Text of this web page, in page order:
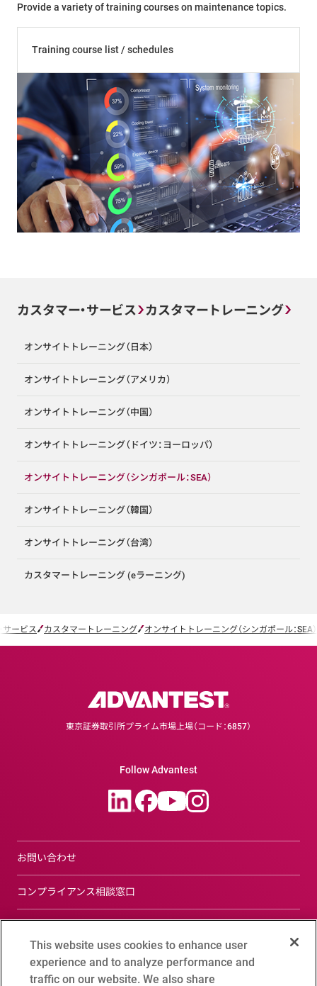
Provide a variety of training courses on maintenance topics.
Training course list / schedules
カスタマー・サービス カスタマートレーニング
オンサイトトレーニング（日本）
オンサイトトレーニング（アメリカ）
オンサイトトレーニング（中国）
オンサイトトレーニング（ドイツ：ヨーロッパ）
オンサイトトレーニング（シンガポール：SEA）
オンサイトトレーニング（韓国）
オンサイトトレーニング（台湾）
カスタマートレーニング (eラーニング)
サービス カスタマートレーニング オンサイトトレーニング（シンガポール：SEA）
東京証券取引所プライム市場上場（コード：6857）
Follow Advantest
お問い合わせ
コンプライアンス相談窓口
プライバシーポリシー
This website uses cookies to enhance user
experience and to analyze performance and
traffic on our website. We also share